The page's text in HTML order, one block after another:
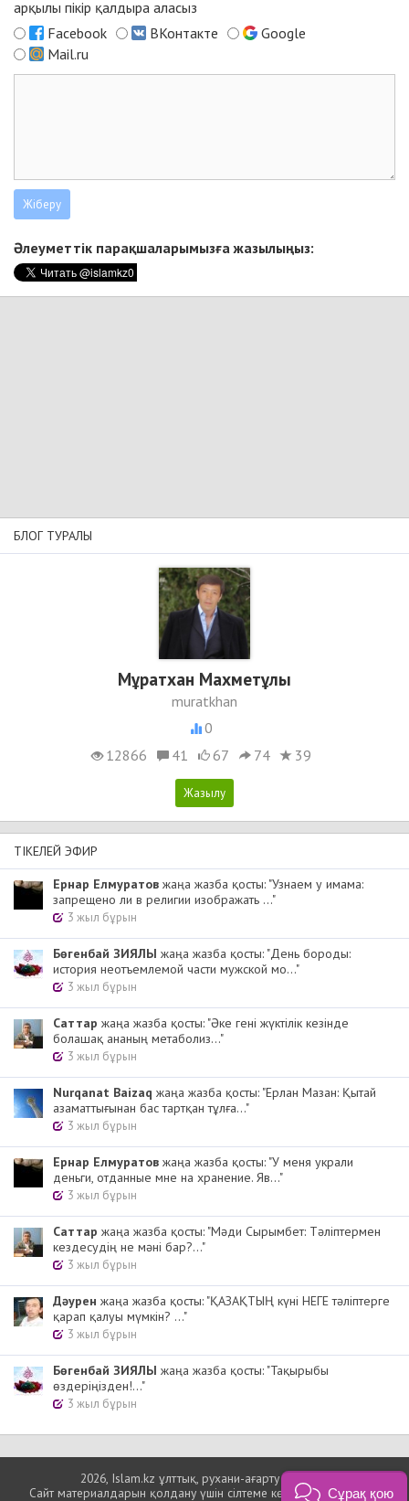
арқылы пікір қалдыра аласыз
Facebook
ВКонтакте
Google
Mail.ru
Әлеуметтік парақшаларымызға жазылыңыз:
БЛОГ ТУРАЛЫ
Мұратхан Махметұлы
muratkhan
0
12866
41 67 74 39
ТІКЕЛЕЙ ЭФИР
Ернар Елмуратов жаңа жазба қосты: "Узнаем у имама:
запрещено ли в религии изображать ..."
3 жыл бұрын
Бөгенбай ЗИЯЛЫ жаңа жазба қосты: "День бороды:
история неотъемлемой части мужской мо..."
3 жыл бұрын
Cаттар жаңа жазба қосты: "Әке гені жүктілік кезінде
болашақ ананың метаболиз..."
3 жыл бұрын
Nurqanat Baizaq жаңа жазба қосты: "Ерлан Мазан: Қытай
азаматтығынан бас тартқан тұлға..."
3 жыл бұрын
Ернар Елмуратов жаңа жазба қосты: "У меня украли
деньги, отданные мне на хранение. Яв..."
3 жыл бұрын
Cаттар жаңа жазба қосты: "Мәди Сырымбет: Тәліптермен
кездесудің не мәні бар?..."
3 жыл бұрын
Дәурен жаңа жазба қосты: "ҚАЗАҚТЫҢ күні НЕГЕ тәліптерге
қарап қалуы мүмкін? ..."
3 жыл бұрын
Бөгенбай ЗИЯЛЫ жаңа жазба қосты: "Тақырыбы
өздеріңізден!..."
3 жыл бұрын
2026, Islam.kz ұлттық, рухани-ағарту порталы
Сайт материалдарын қолдану үшін сілтеме көрсетуіңіз міндетті.
Сұрақ қою